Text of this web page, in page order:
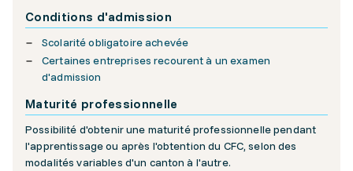
Conditions d'admission
Scolarité obligatoire achevée
Certaines entreprises recourent à un examen
d'admission
Maturité professionnelle
Possibilité d'obtenir une maturité professionnelle pendant
l'apprentissage ou après l'obtention du CFC, selon des
modalités variables d'un canton à l'autre.